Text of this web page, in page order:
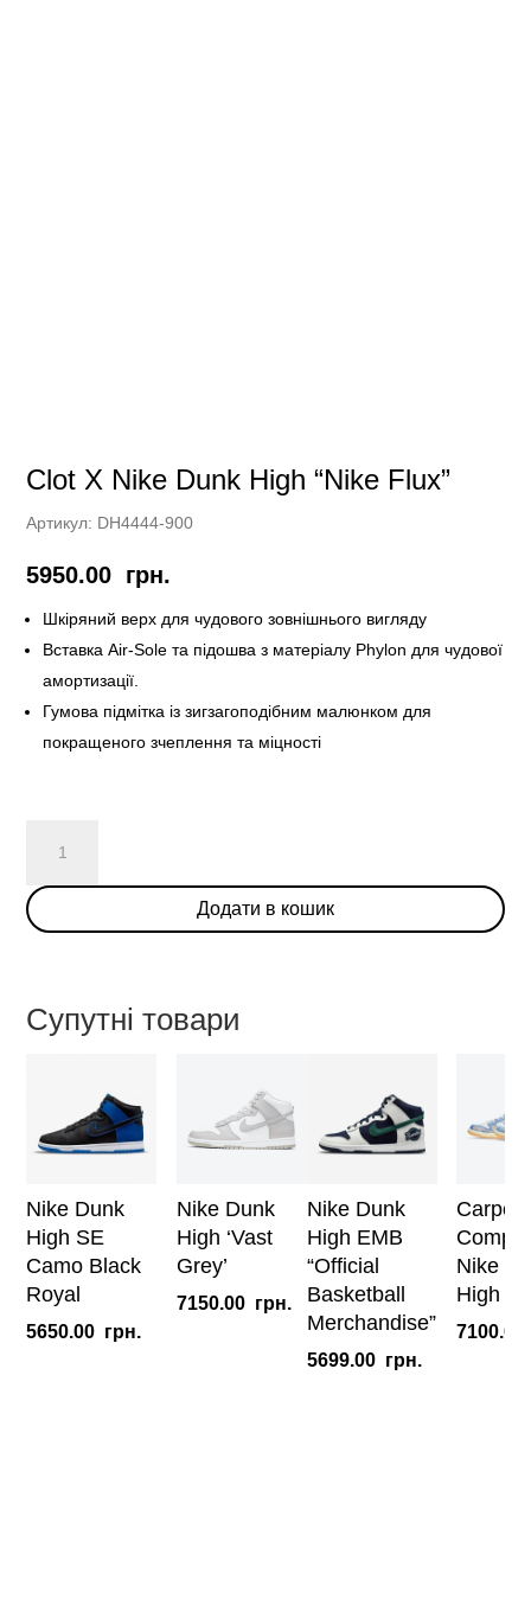
Clot X Nike Dunk High “Nike Flux”
Артикул: DH4444-900
5950.00 грн.
Шкіряний верх для чудового зовнішнього вигляду
Вставка Air-Sole та підошва з матеріалу Phylon для чудової
амортизації.
Гумова підмітка із зигзагоподібним малюнком для
покращеного зчеплення та міцності
Nike
Dunk
кількість
Додати в кошик
Супутні товари
Nike Dunk
High SE
Camo Black
Royal
5650.00 грн.
Nike Dunk
High ‘Vast
Grey’
7150.00 грн.
Nike Dunk
High EMB
“Official
Basketball
Merchandise”
5699.00 грн.
Carpet
Nike
High
7100.00